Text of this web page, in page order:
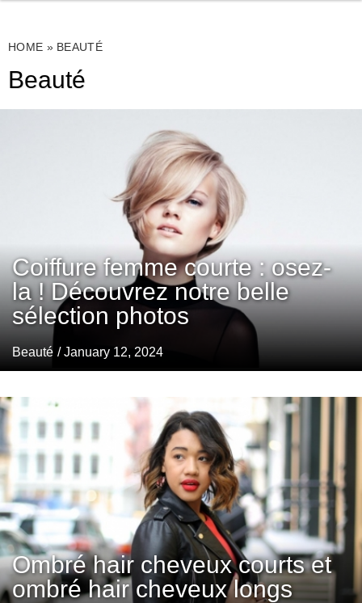
HOME » BEAUTÉ
Beauté
Coiffure femme courte : osez-
la ! Découvrez notre belle
sélection photos
Beauté / January 12, 2024
Ombré hair cheveux courts et
ombré hair cheveux longs